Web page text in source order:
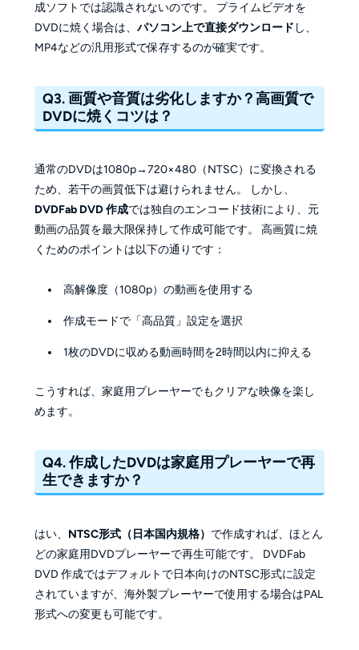
成ソフトでは認識されないのです。 プライムビデオを
DVDに焼く場合は、 パソコン上で直接ダウンロード し、
MP4などの汎用形式で保存するのが確実です。
Q3. 画質や音質は劣化しますか？高画質で
DVDに焼くコツは？
通常のDVDは1080p→720×480（NTSC）に変換される
ため、若干の画質低下は避けられません。 しかし、
DVDFab DVD 作成では独自のエンコード技術により、元
動画の品質を最大限保持して作成可能です。 高画質に焼
くためのポイントは以下の通りです：
高解像度（1080p）の動画を使用する
作成モードで「高品質」設定を選択
1枚のDVDに収める動画時間を2時間以内に抑える
こうすれば、家庭用プレーヤーでもクリアな映像を楽し
めます。
Q4. 作成したDVDは家庭用プレーヤーで再
生できますか？
はい、 NTSC形式（日本国内規格） で作成すれば、ほとん
どの家庭用DVDプレーヤーで再生可能です。 DVDFab
DVD 作成ではデフォルトで日本向けのNTSC形式に設定
されていますが、海外製プレーヤーで使用する場合はPAL
形式への変更も可能です。